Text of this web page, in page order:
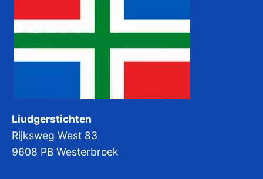
Liudgerstichten
Rijksweg West 83
9608 PB Westerbroek